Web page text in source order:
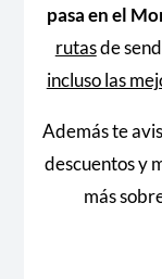
pasa en el
rutasde
incluso las
Además te
descuentos y
más